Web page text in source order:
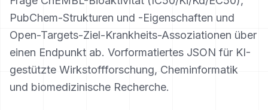
PubChem-Strukturen und -Eigenschaften und
Open-Targets-Ziel-Krankheits-Assoziationen über
einen Endpunkt ab. Vorformatiertes JSON für KI-
gestützte Wirkstoffforschung, Cheminformatik
und biomedizinische Recherche.